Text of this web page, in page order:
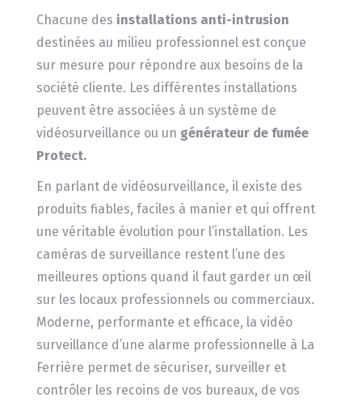
Chacune des installations anti-intrusion
destinées au milieu professionnel est conçue
sur mesure pour répondre aux besoins de la
société cliente. Les différentes installations
peuvent être associées à un système de
vidéosurveillance ou un générateur de fumée
Protect.
En parlant de vidéosurveillance, il existe des
produits fiables, faciles à manier et qui offrent
une véritable évolution pour l’installation. Les
caméras de surveillance restent l’une des
meilleures options quand il faut garder un œil
sur les locaux professionnels ou commerciaux.
Moderne, performante et efficace, la vidéo
surveillance d’une alarme professionnelle à La
Ferrière permet de sécuriser, surveiller et
contrôler les recoins de vos bureaux, de vos